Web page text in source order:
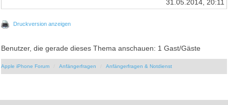
31.05.2014, 20:11
Druckversion anzeigen
Benutzer, die gerade dieses Thema anschauen: 1 Gast/Gäste
Apple iPhone Forum Anfängerfragen Anfängerfragen & Notdienst